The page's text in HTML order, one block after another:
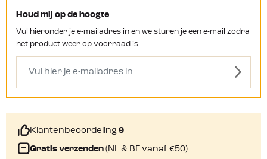
Houd mij op de hoogte
Vul hieronder je e-mailadres in en we sturen je een e-mail zodra
het product weer op voorraad is.
Klantenbeoordeling 9
Gratis verzenden (NL & BE vanaf €50)